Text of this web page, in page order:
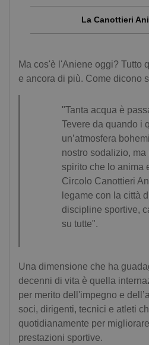
La Canottieri
Ma cos'è l'Aniene oggi? Tutto
e ancora di più. Come dicono
"Tanta acqua è
Tevere da quando i
un’atmosfera
nostro sodalizio,
spirito che lo anima
Circolo Canottieri
legame con la città
discipline sportive,
su tutte".
Una dimensione che ha
decenni di vita è quella
per merito dell'impegno e
soci, dirigenti, tecnici e atleti
quotidianamente per
prestazioni sportive.
Scarica subito